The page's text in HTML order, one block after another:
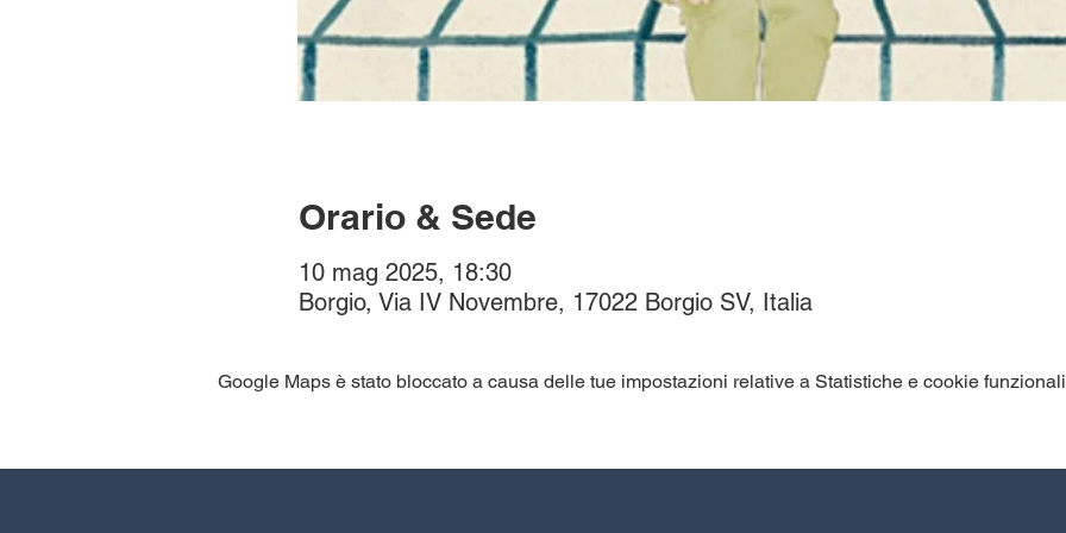
Orario & Sede
10 mag 2025, 18:30
Borgio, Via IV Novembre, 17022 Borgio SV, Italia
Google Maps è stato bloccato a causa delle tue impostazioni relative a Statistiche e cookie